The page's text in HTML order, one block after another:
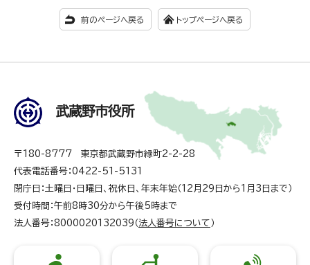
前のページへ戻る トップページへ戻る
武蔵野市役所
〒180-8777 東京都武蔵野市緑町2-2-28
代表電話番号：0422-51-5131
閉庁日：土曜日・日曜日、祝休日、年末年始（12月29日から1月3日まで）
受付時間：午前8時30分から午後5時まで
法人番号：8000020132039（ 法人番号について ）